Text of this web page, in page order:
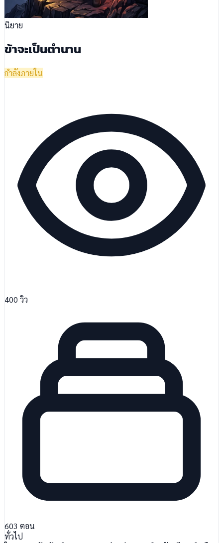
นิยาย
ข้าจะเป็นตำนาน
กำลังภายใน
400 วิว
603 ตอน
ทั่วไป